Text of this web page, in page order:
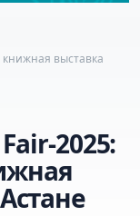
выставка
2025: